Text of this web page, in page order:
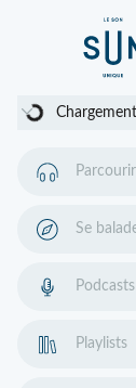
Chargement...
Parcourir
Se
Podcasts
Playlists